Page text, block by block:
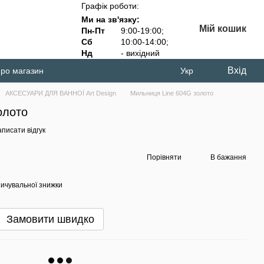
Графік роботи:
Ми на зв'язку:
Пн-Пт
9:00-19:00;
Сб
10:00-14:00;
Нд
- вихідний
Мій кошик
магазин
Укр Вхід
АКСЕСУАРИ ДЛЯ ВАННОЇ Art Design Мильниця Line 604G золото
відгук
Порівняти В бажання
знижки
Замовити швидко